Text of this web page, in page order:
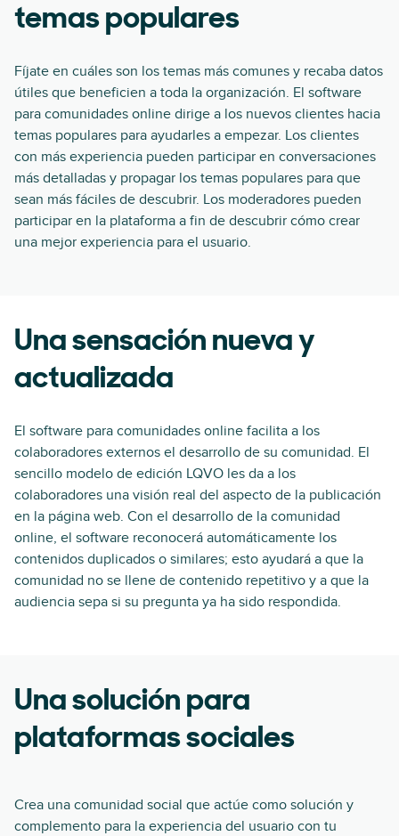
temas populares
Fíjate en cuáles son los temas más comunes y recaba datos
útiles que beneficien a toda la organización. El software
para comunidades online dirige a los nuevos clientes hacia
temas populares para ayudarles a empezar. Los clientes
con más experiencia pueden participar en conversaciones
más detalladas y propagar los temas populares para que
sean más fáciles de descubrir. Los moderadores pueden
participar en la plataforma a fin de descubrir cómo crear
una mejor experiencia para el usuario.
Una sensación nueva y
actualizada
El software para comunidades online facilita a los
colaboradores externos el desarrollo de su comunidad. El
sencillo modelo de edición LQVO les da a los
colaboradores una visión real del aspecto de la publicación
en la página web. Con el desarrollo de la comunidad
online, el software reconocerá automáticamente los
contenidos duplicados o similares; esto ayudará a que la
comunidad no se llene de contenido repetitivo y a que la
audiencia sepa si su pregunta ya ha sido respondida.
Una solución para
plataformas sociales
Crea una comunidad social que actúe como solución y
complemento para la experiencia del usuario con tu